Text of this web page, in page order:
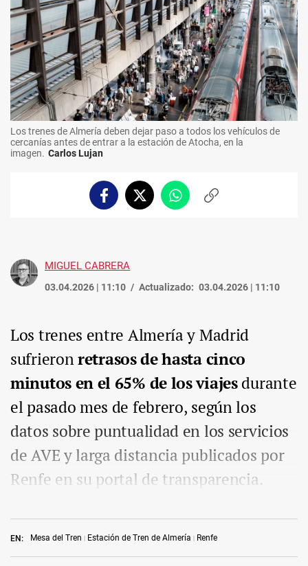
Los trenes de Almería deben dejar paso a todos los vehículos de
cercanías antes de entrar a la estación de Atocha, en la
imagen. Carlos Lujan
FacebookTwitterWhatsappCopiar
MIGUEL CABRERA
03.04.2026 | 11:10 Actualizado: 03.04.2026 | 11:10
EN: Mesa del Tren Estación de Tren de Almería Renfe
Los trenes entre Almería y Madrid
sufrieronretrasos de hasta cinco
minutos en el 65% de los viajesdurante
el pasado mes de febrero, según los
datos sobre puntualidad en los servicios
de AVE y larga distancia publicados por
Renfe en su portal de transparencia.